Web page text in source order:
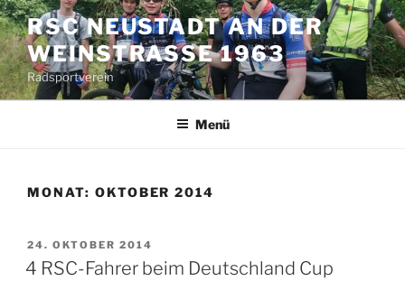
Zum
Inhalt
springen
RSC NEUSTADT AN DER
WEINSTRASSE 1963
Radsportverein
Menü
MONAT: OKTOBER 2014
VERÖFFENTLICHT
AM
24. OKTOBER 2014
4 RSC-Fahrer beim Deutschland Cup